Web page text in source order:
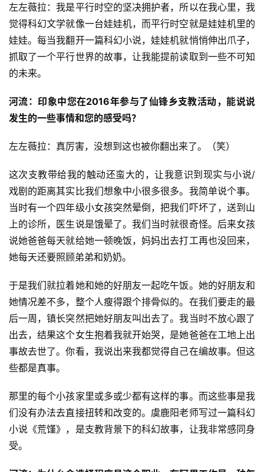
左左薇拉：我是平行时空的坚决拥护者，所以在我心里，我
觉得科幻文学就像一台娃娃机，而平行时空就是娃娃机里的
娃娃。每当我翻开一篇科幻小说，娃娃机就悄悄伸出爪子，
抓取了一个平行世界的故事，让我能提前读取到一些不可知
的未来。
河流：印象中您在2016年参与了仙锋乡支教活动，能说说
发生的一些事情和您的感受吗？
左左薇拉：真厉害，没想到这也被你翻出来了。（笑）
这次支教带给我的触动还蛮大的，让我意识到现实与小说/
戏剧的距离其实比我们想象中小很多很多。我简单说个事。
当时有一个四年级小女孩突然晕倒，把我们吓坏了，送到山
上的诊所，医生说是饿晕了。我们当时就很奇怪。后来女孩
说她爸爸每天就给她一顿晚饭，妈妈出去打工再也没回来，
她每天还要照顾弟弟和奶奶。
于是我们就拉着她和她的好朋友一起吃午饭。她的好朋友和
她情况差不多，整个人瘦得跟个排骨似的。在我们要走的最
后一周，镇长突然把她好朋友叫出去了。我当时不放心跟了
出去，结果这个女生抱着我就开始哭，是她爸爸在工地上出
事故去世了。你看，我说出来我都觉得自己在编故事。但这
些都是真事。
那里的每个小孩家里或多或少都有这样的事。而这些事是我
们没有办法去直接扭转和改变的。虞鹿阳老师写过一篇科幻
小说《荒馑》，是支教背景下的科幻故事，让我非常感同身
受。